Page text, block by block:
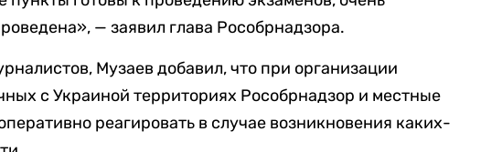
— заявил глава Рособрнадзора.
Музаев добавил, что при организации
с Украиной территориях Рособрнадзор и местные
реагировать в случае возникновения каких-